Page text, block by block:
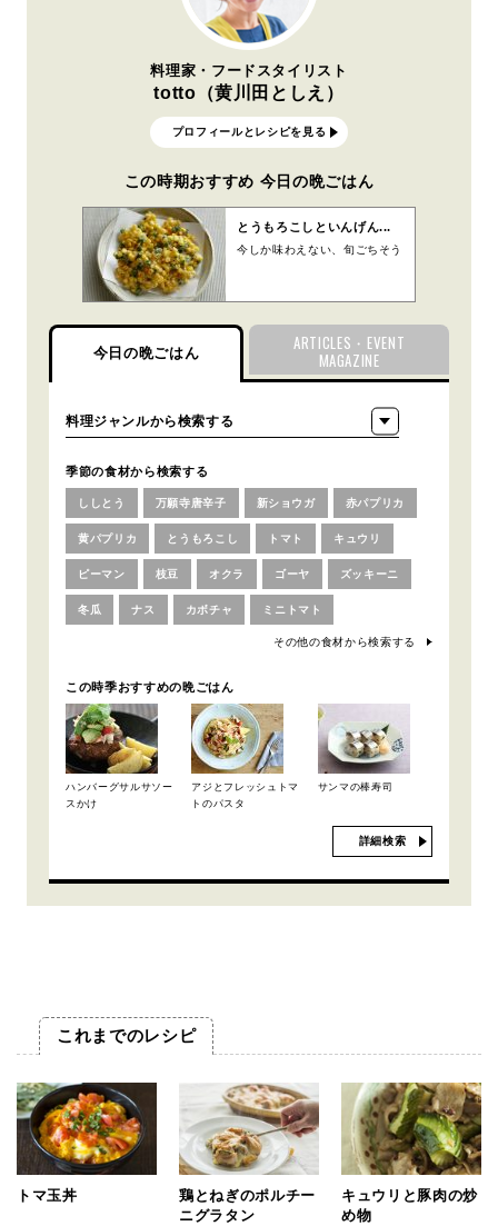
料理家・フードスタイリスト
totto（黄川田としえ）
プロフィールとレシピを見る
この時期おすすめ 今日の晩ごはん
とうもろこしといんげん...
今しか味わえない、旬ごちそう
今日の晩ごはん
ARTICLES・EVENT
MAGAZINE
季節の食材から検索する
ししとう 万願寺唐辛子 新ショウガ 赤パプリカ
黄パプリカ とうもろこし トマト キュウリ
ピーマン 枝豆 オクラ ゴーヤ ズッキーニ
冬瓜 ナス カボチャ ミニトマト
その他の食材から検索する
この時季おすすめの晩ごはん
ハンバーグサルサソー
スかけ
アジとフレッシュトマ
トのパスタ
サンマの棒寿司
詳細検索
これまでのレシピ
トマ玉丼
鶏とねぎのポルチー
ニグラタン
キュウリと豚肉の炒
め物